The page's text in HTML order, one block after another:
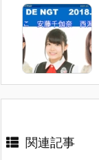
関連記事